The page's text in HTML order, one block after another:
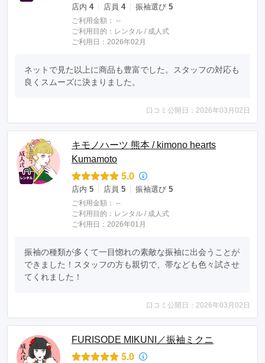
店内 4 店員 4 振袖選び 5
ご利用金額： --
ご利用目的： レンタル / 成人式
ご利用日：2026年02月
ネットで見た以上に商品も豊富でした。スタッフの対応も
良くスムーズに決まりました。
口コミ公開日：2026年03月02日
キモノハーツ 熊本 / kimono hearts
Kumamoto
5.0
店内 5 店員 5 振袖選び 5
ご利用金額： --
ご利用目的： レンタル / 成人式
ご利用日：2026年01月
振袖の種類が多くて一目惚れの素敵な振袖に出会うことが
できました！スタッフの方も親切で、帯なども色々試させ
てくれました！
口コミ公開日：2026年03月02日
FURISODE MIKUNI／振袖ミクニ
5.0